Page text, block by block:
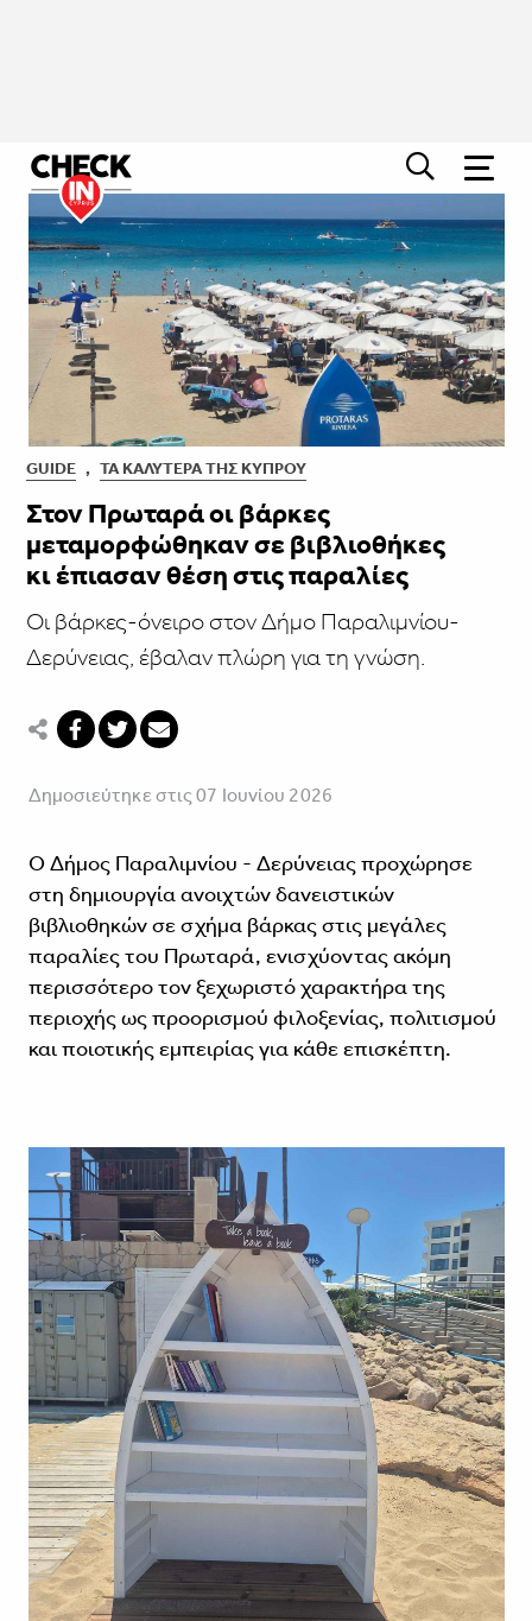
GUIDE , ΤΑ ΚΑΛΎΤΕΡΑ ΤΗΣ ΚΎΠΡΟΥ
Στον Πρωταρά οι βάρκες
μεταμορφώθηκαν σε βιβλιοθήκες
κι έπιασαν θέση στις παραλίες
Oι βάρκες-όνειρο στον Δήμο Παραλιμνίου-
Δερύνειας, έβαλαν πλώρη για τη γνώση.
Δημοσιεύτηκε στις 07 Ιουνίου 2026
Ο Δήμος Παραλιμνίου - Δερύνειας προχώρησε
στη δημιουργία ανοιχτών δανειστικών
βιβλιοθηκών σε σχήμα βάρκας στις μεγάλες
παραλίες του Πρωταρά, ενισχύοντας ακόμη
περισσότερο τον ξεχωριστό χαρακτήρα της
περιοχής ως προορισμού φιλοξενίας, πολιτισμού
και ποιοτικής εμπειρίας για κάθε επισκέπτη.